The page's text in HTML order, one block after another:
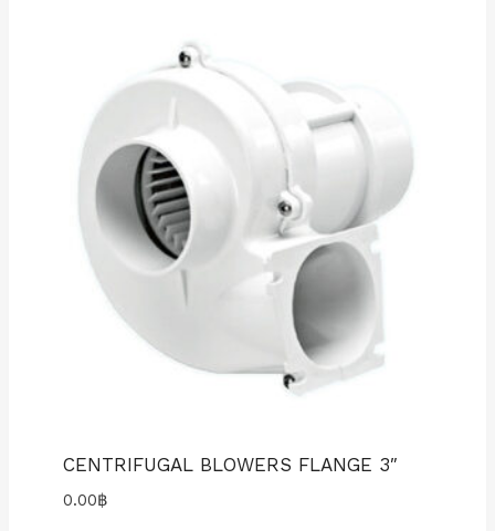
CENTRIFUGAL BLOWERS FLANGE 3″
0.00฿